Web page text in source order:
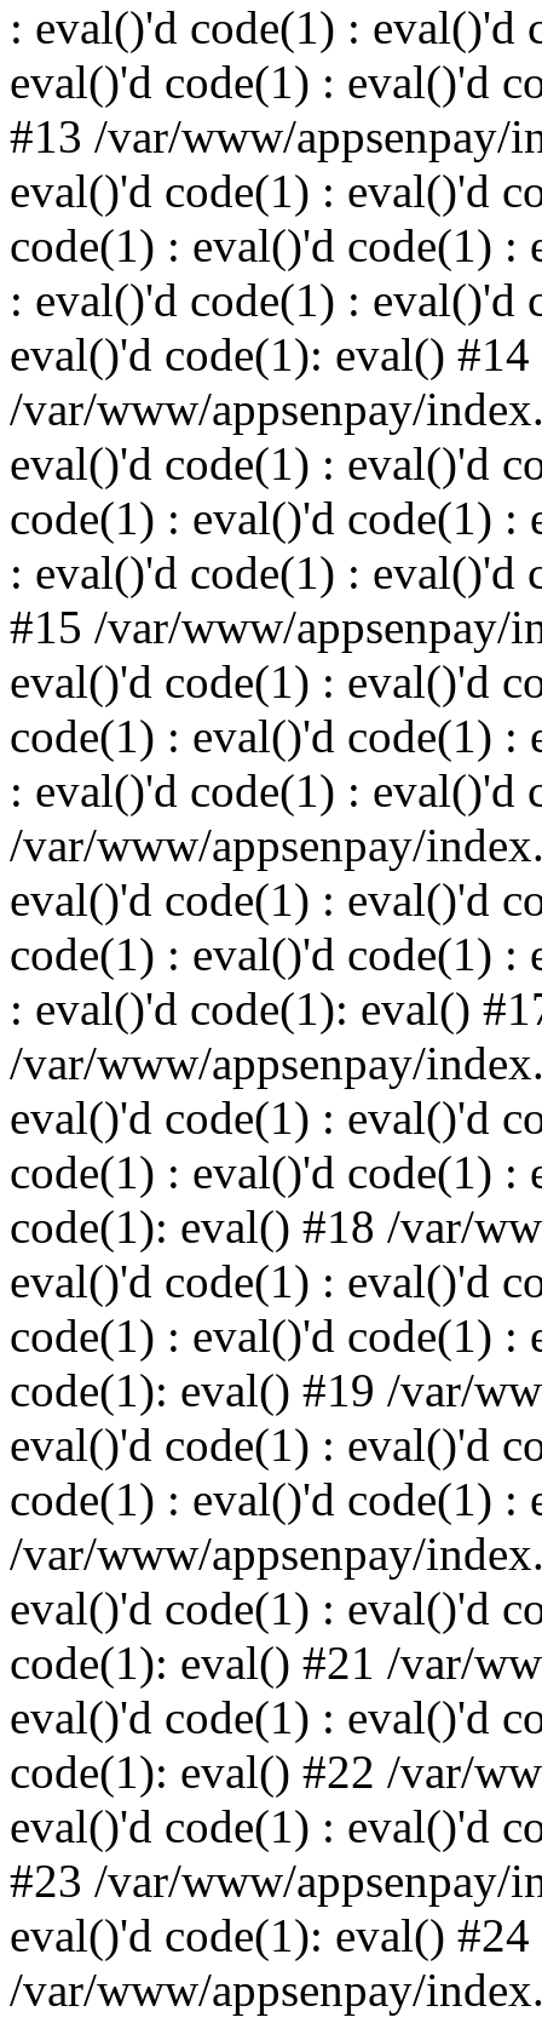
: eval()'d code(1) : eval()'d
eval()'d code(1) : eval()'d
#13 /var/www/appsenpay/
eval()'d code(1) : eval()'d
code(1) : eval()'d code(1) :
: eval()'d code(1) : eval()'d
eval()'d code(1): eval() #14
/var/www/appsenpay/
eval()'d code(1) : eval()'d
code(1) : eval()'d code(1) :
: eval()'d code(1) : eval()'d
#15 /var/www/appsenpay/
eval()'d code(1) : eval()'d
code(1) : eval()'d code(1) :
: eval()'d code(1) : eval()'d
/var/www/appsenpay/
eval()'d code(1) : eval()'d
code(1) : eval()'d code(1) :
: eval()'d code(1): eval()
/var/www/appsenpay/
eval()'d code(1) : eval()'d
code(1) : eval()'d code(1) :
code(1): eval() #18 /var/
eval()'d code(1) : eval()'d
code(1) : eval()'d code(1) :
code(1): eval() #19 /var/
eval()'d code(1) : eval()'d
code(1) : eval()'d code(1) :
/var/www/appsenpay/
eval()'d code(1) : eval()'d
code(1): eval() #21 /var/
eval()'d code(1) : eval()'d
code(1): eval() #22 /var/
eval()'d code(1) : eval()'d
#23 /var/www/appsenpay/
eval()'d code(1): eval() #24
/var/www/appsenpay/